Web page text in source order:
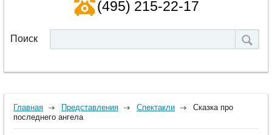
(495) 215-22-17
Поиск
Главная Представления Спектакли
Сказка про
последнего ангела